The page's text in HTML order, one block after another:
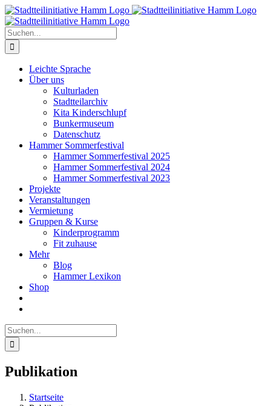
Zum
Inhalt
springen
Suche
nach:
Leichte Sprache
Über uns
Kulturladen
Stadtteilarchiv
Kita Kinderschlupf
Bunkermuseum
Datenschutz
Hammer Sommerfestival
Hammer Sommerfestival 2025
Hammer Sommerfestival 2024
Hammer Sommerfestival 2023
Projekte
Veranstaltungen
Vermietung
Gruppen & Kurse
Kinderprogramm
Fit zuhause
Mehr
Blog
Hammer Lexikon
Shop
Suche
nach:
Publikation
Startseite